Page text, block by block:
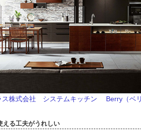
ス株式会社 システムキッチン Berry（ベ
える工夫がうれしい